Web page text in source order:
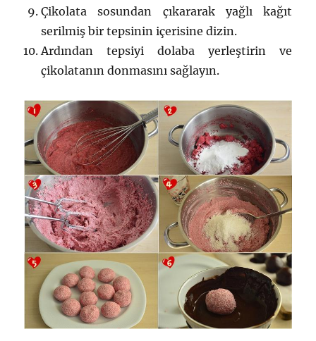
Çikolata sosundan çıkararak yağlı kağıt
serilmiş bir tepsinin içerisine dizin.
Ardından tepsiyi dolaba yerleştirin ve
çikolatanın donmasını sağlayın.